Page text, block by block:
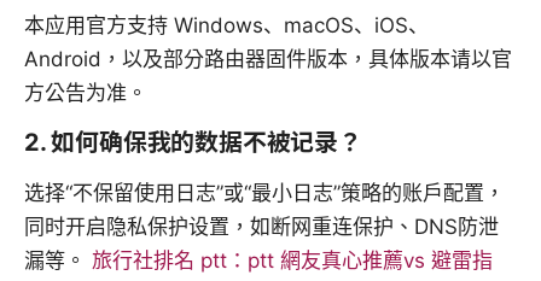
本应用官方支持 Windows、macOS、iOS、
Android，以及部分路由器固件版本，具体版本请以官
方公告为准。
2. 如何确保我的数据不被记录？
选择“不保留使用日志”或“最小日志”策略的账户配置，
同时开启隐私保护设置，如断网重连保护、DNS防泄
漏等。 旅行社排名 ptt：ptt 網友真心推薦vs 避雷指